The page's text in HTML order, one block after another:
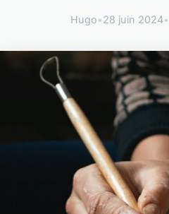
Hugo•28 juin 2024•